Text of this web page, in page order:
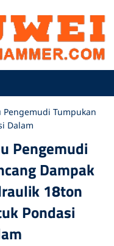
Pengemudi Tumpukan
Dalam
Pengemudi
Dampak
18ton
Pondasi